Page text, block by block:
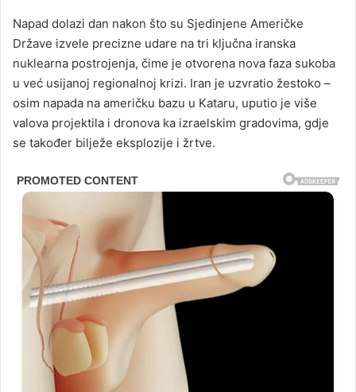
Napad dolazi dan nakon što su Sjedinjene Američke
Države izvele precizne udare na tri ključna iranska
nuklearna postrojenja, čime je otvorena nova faza sukoba
u već usijanoj regionalnoj krizi. Iran je uzvratio žestoko –
osim napada na američku bazu u Kataru, uputio je više
valova projektila i dronova ka izraelskim gradovima, gdje
se također bilježe eksplozije i žrtve.